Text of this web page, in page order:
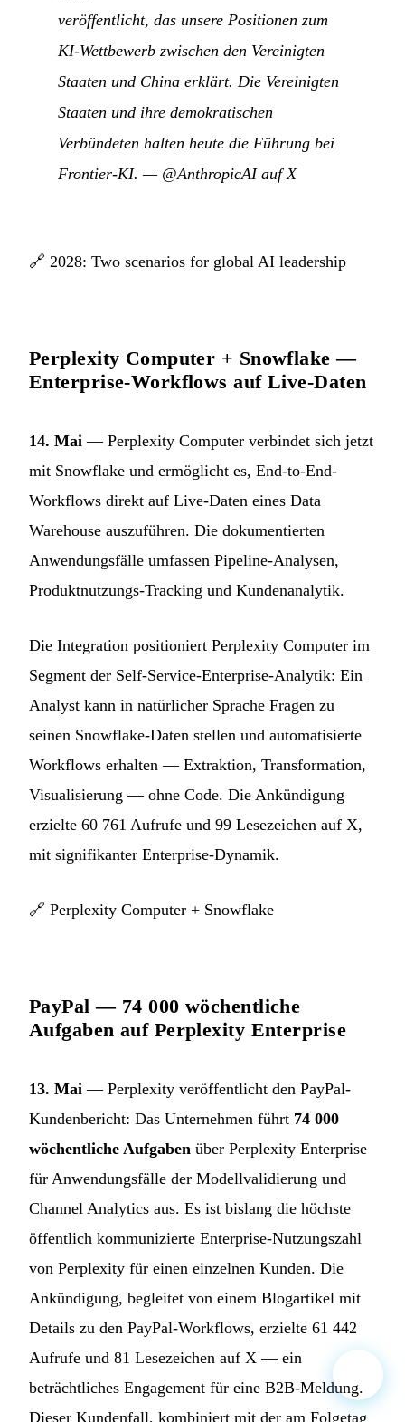
veröffentlicht, das unsere Positionen zum
KI-Wettbewerb zwischen den Vereinigten
Staaten und China erklärt. Die Vereinigten
Staaten und ihre demokratischen
Verbündeten halten heute die Führung bei
Frontier-KI. — @AnthropicAI auf X
🔗 2028: Two scenarios for global AI leadership
Perplexity Computer + Snowflake —
Enterprise-Workflows auf Live-Daten
14. Mai — Perplexity Computer verbindet sich jetzt
mit Snowflake und ermöglicht es, End-to-End-
Workflows direkt auf Live-Daten eines Data
Warehouse auszuführen. Die dokumentierten
Anwendungsfälle umfassen Pipeline-Analysen,
Produktnutzungs-Tracking und Kundenanalytik.
Die Integration positioniert Perplexity Computer im
Segment der Self-Service-Enterprise-Analytik: Ein
Analyst kann in natürlicher Sprache Fragen zu
seinen Snowflake-Daten stellen und automatisierte
Workflows erhalten — Extraktion, Transformation,
Visualisierung — ohne Code. Die Ankündigung
erzielte 60 761 Aufrufe und 99 Lesezeichen auf X,
mit signifikanter Enterprise-Dynamik.
🔗 Perplexity Computer + Snowflake
PayPal — 74 000 wöchentliche
Aufgaben auf Perplexity Enterprise
13. Mai — Perplexity veröffentlicht den PayPal-
Kundenbericht: Das Unternehmen führt 74 000
wöchentliche Aufgaben über Perplexity Enterprise
für Anwendungsfälle der Modellvalidierung und
Channel Analytics aus. Es ist bislang die höchste
öffentlich kommunizierte Enterprise-Nutzungszahl
von Perplexity für einen einzelnen Kunden. Die
Ankündigung, begleitet von einem Blogartikel mit
Details zu den PayPal-Workflows, erzielte 61 442
Aufrufe und 81 Lesezeichen auf X — ein
beträchtliches Engagement für eine B2B-Meldung.
Dieser Kundenfall, kombiniert mit der am Folgetag